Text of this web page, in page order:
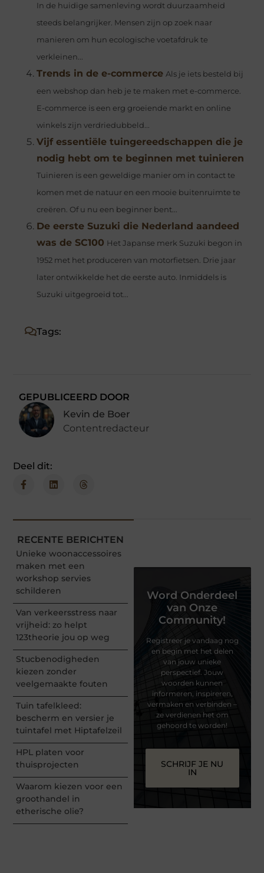
In de huidige samenleving wordt duurzaamheid
steeds belangrijker. Mensen zijn op zoek naar
manieren om hun ecologische voetafdruk te
verkleinen...
Trends in de e-commerce Als je iets besteld bij
een webshop dan heb je te maken met e-commerce.
E-commerce is een erg groeiende markt en online
winkels zijn verdriedubbeld...
Vijf essentiële tuingereedschappen die je
nodig hebt om te beginnen met tuinieren
Tuinieren is een geweldige manier om in contact te
komen met de natuur en een mooie buitenruimte te
creëren. Of u nu een beginner bent...
De eerste Suzuki die Nederland aandeed
was de SC100 Het Japanse merk Suzuki begon in
1952 met het produceren van motorfietsen. Drie jaar
later ontwikkelde het de eerste auto. Inmiddels is
Suzuki uitgegroeid tot...
Tags:
GEPUBLICEERD DOOR
Kevin de Boer
Contentredacteur
Deel dit:
RECENTE BERICHTEN
Unieke woonaccessoires
maken met een
workshop servies
schilderen
Van verkeersstress naar
vrijheid: zo helpt
123theorie jou op weg
Stucbenodigheden
kiezen zonder
veelgemaakte fouten
Tuin tafelkleed:
bescherm en versier je
tuintafel met Hiptafelzeil
HPL platen voor
thuisprojecten
Waarom kiezen voor een
groothandel in
etherische olie?
Word Onderdeel
van Onze
Community!
Registreer je vandaag nog
en begin met het delen
van jouw unieke
perspectief. Jouw
woorden kunnen
informeren, inspireren,
vermaken en verbinden –
ze verdienen het om
gehoord te worden!
SCHRIJF JE NU
IN